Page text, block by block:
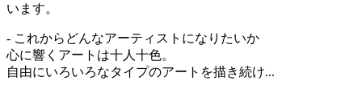
います。
- これからどんなアーティストになりたいか
心に響くアートは十人十色。
自由にいろいろなタイプのアートを描き続け...